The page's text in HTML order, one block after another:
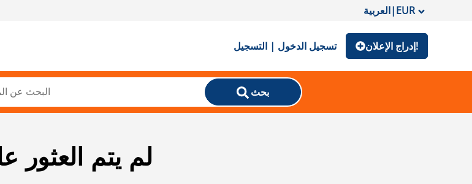
العربية|EUR
تسجيل الدخول | التسجيل إدراج الإعلان!
بحث
لم يتم العثور